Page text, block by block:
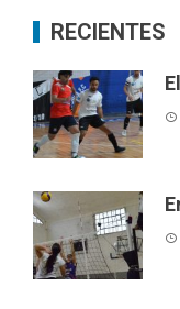
RECIENTES